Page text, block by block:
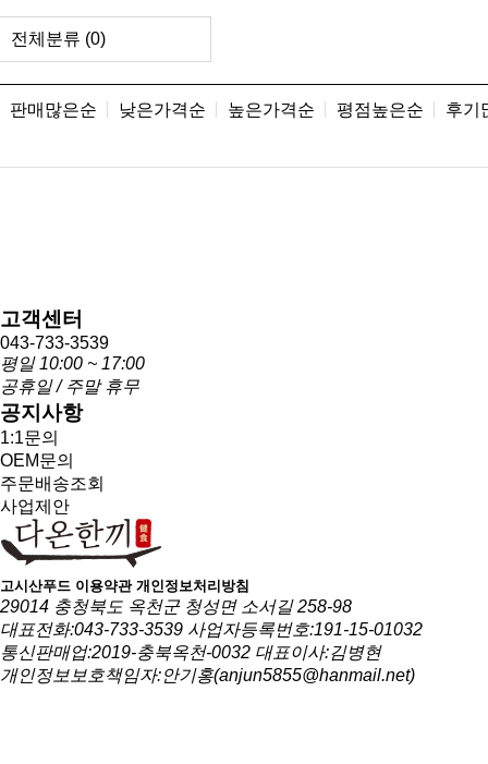
전체분류 (0)
판매많은순 낮은가격순 높은가격순 평점높은순 후기
고객센터
043-733-3539
평일 10:00 ~ 17:00
공휴일 / 주말 휴무
공지사항
1:1문의
OEM문의
주문배송조회
사업제안
고시산푸드 이용약관 개인정보처리방침
29014 충청북도 옥천군 청성면 소서길 258-98
대표전화:043-733-3539 사업자등록번호:191-15-01032
통신판매업:2019-충북옥천-0032 대표이사:김병현
개인정보보호책임자:안기홍(anjun5855@hanmail.net)